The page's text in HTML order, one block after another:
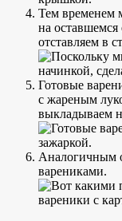
Тем временем
на оставшемся
отставляем в
Готовые
с жареным
выкладываем
Аналогичным
варениками.